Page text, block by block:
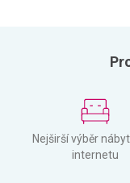
Nejširší výběr
internetu